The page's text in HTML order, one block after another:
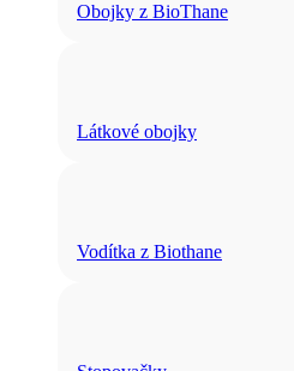
Obojky z BioThane
Látkové obojky
Vodítka z Biothane